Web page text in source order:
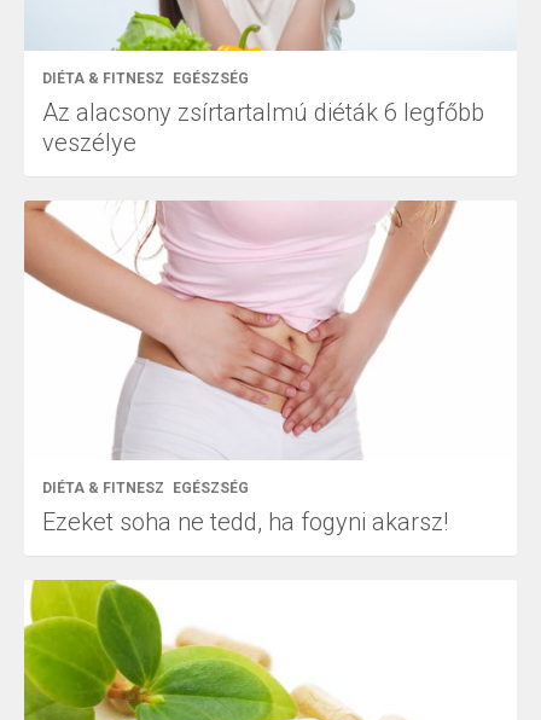
DIÉTA & FITNESZ EGÉSZSÉG
Az alacsony zsírtartalmú diéták 6 legfőbb
veszélye
DIÉTA & FITNESZ EGÉSZSÉG
Ezeket soha ne tedd, ha fogyni akarsz!